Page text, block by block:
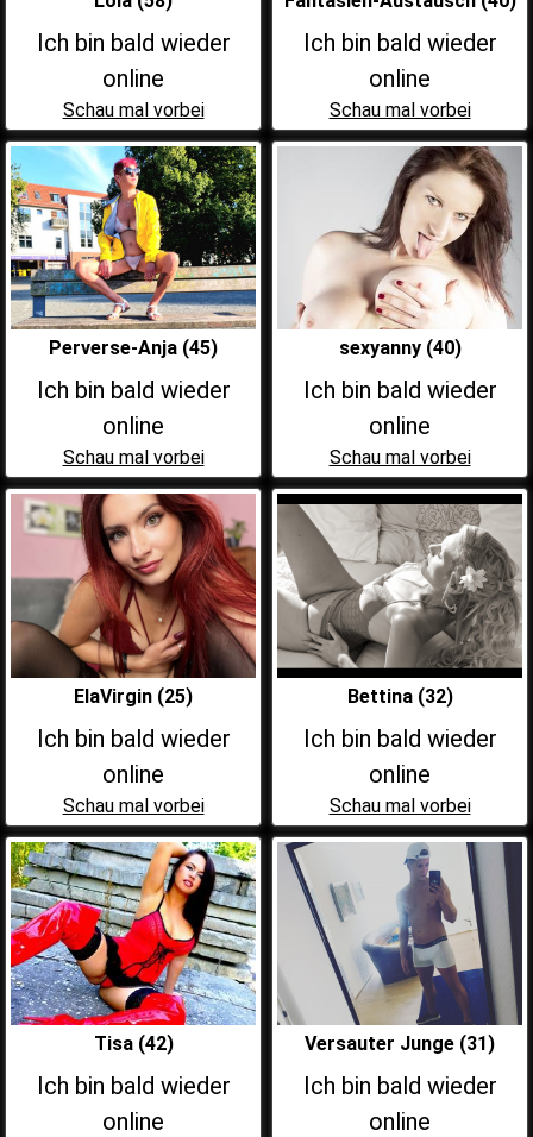
Ich bin bald wieder
online
Schau mal vorbei
Ich bin bald wieder
online
Schau mal vorbei
Perverse-Anja (45)
Ich bin bald wieder
online
Schau mal vorbei
sexyanny (40)
Ich bin bald wieder
online
Schau mal vorbei
ElaVirgin (25)
Ich bin bald wieder
online
Schau mal vorbei
Bettina (32)
Ich bin bald wieder
online
Schau mal vorbei
Tisa (42)
Ich bin bald wieder
online
Versauter Junge (31)
Ich bin bald wieder
online